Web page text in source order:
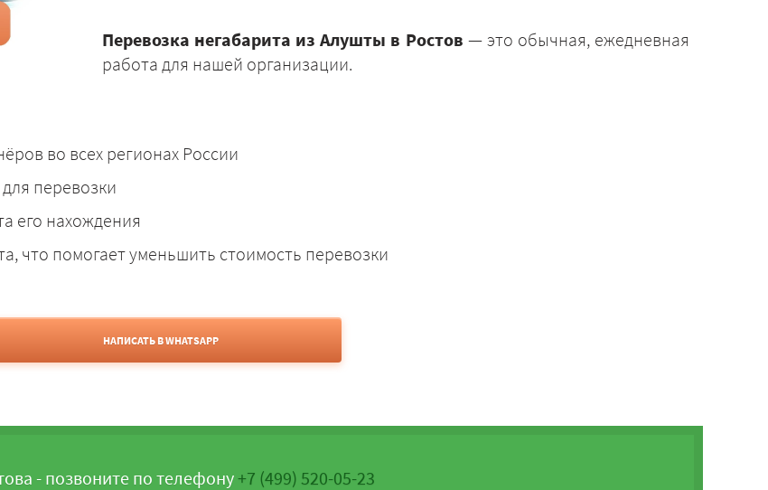
Перевозка негабарита из Алушты в Ростов — это обычная, ежедневная
работа для нашей организации.
во всех регионах России
перевозки
его нахождения
что помогает уменьшить стоимость перевозки
НАПИСАТЬ В WHATSAPP
- позвоните по телефону+7 (499) 520-05-23